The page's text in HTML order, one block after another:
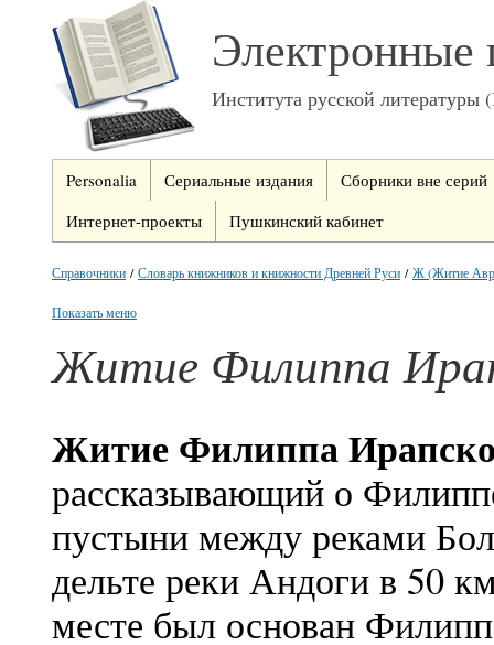
Электронные
Института русской
Personalia Сериальные издания
Сборники вне серий
Интернет-проекты
Пушкинский кабинет
Справочники /Словарь книжников и книжности Древней Руси /Ж (Житие
Показать меню
Житие Филиппа
Житие Филиппа
рассказывающий о
пустыни между реками
дельте реки Андоги в 50
месте был основан